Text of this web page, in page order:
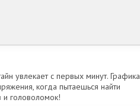
увлекает с первых минут. Графика
когда пытаешься найти
и головоломок!